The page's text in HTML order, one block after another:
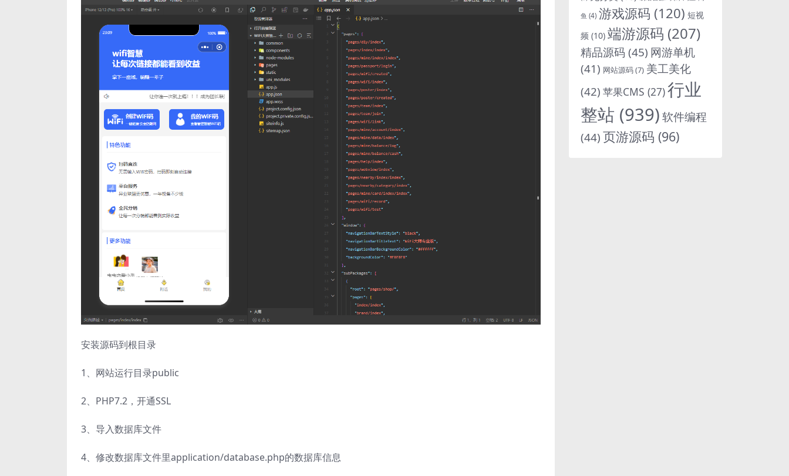
安装源码到根目录
1、网站运行目录public
2、PHP7.2，开通SSL
3、导入数据库文件
4、修改数据库文件里application/database.php的数据库信息
鱼 (4) 游戏源码 (120) 短视
频 (10) 端游源码 (207)
精品源码 (45) 网游单机
(41) 网站源码(7) 美工美化
(42) 苹果CMS (27)行业
整站 (939)软件编程
(44)页游源码 (96)